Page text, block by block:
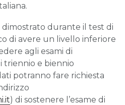
durante il test di
di avere un livello inferiore
agli esami di
triennio e biennio
potranno fare richiesta
) di sostenere l’esame di